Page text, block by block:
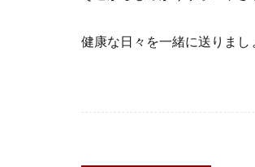
健康な日々を一緒に送りまし